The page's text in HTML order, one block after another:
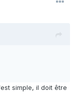
simple, il doit être